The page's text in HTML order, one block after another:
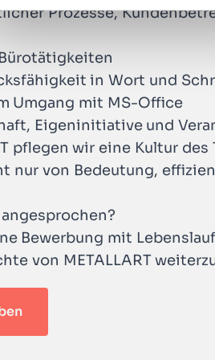
Prozesse,
in Wort und
Umgang mit MS-Office
Eigeninitiative und
pflegen wir eine Kultur
nur von Bedeutung,
Bewerbung mit
von METALLART